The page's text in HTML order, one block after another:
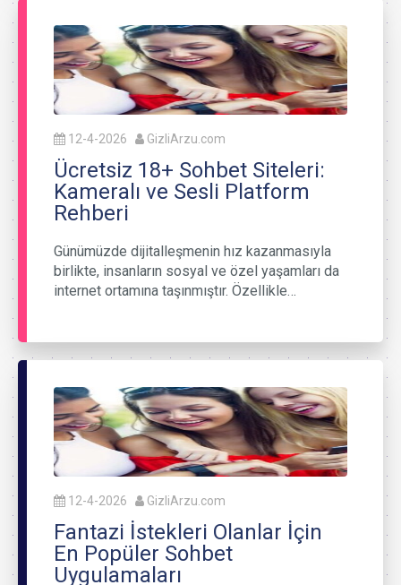
12-4-2026 GizliArzu.com
Ücretsiz 18+ Sohbet Siteleri:
Kameralı ve Sesli Platform
Rehberi
Günümüzde dijitalleşmenin hız kazanmasıyla
birlikte, insanların sosyal ve özel yaşamları da
internet ortamına taşınmıştır. Özellikle…
12-4-2026 GizliArzu.com
Fantazi İstekleri Olanlar İçin
En Popüler Sohbet
Uygulamaları